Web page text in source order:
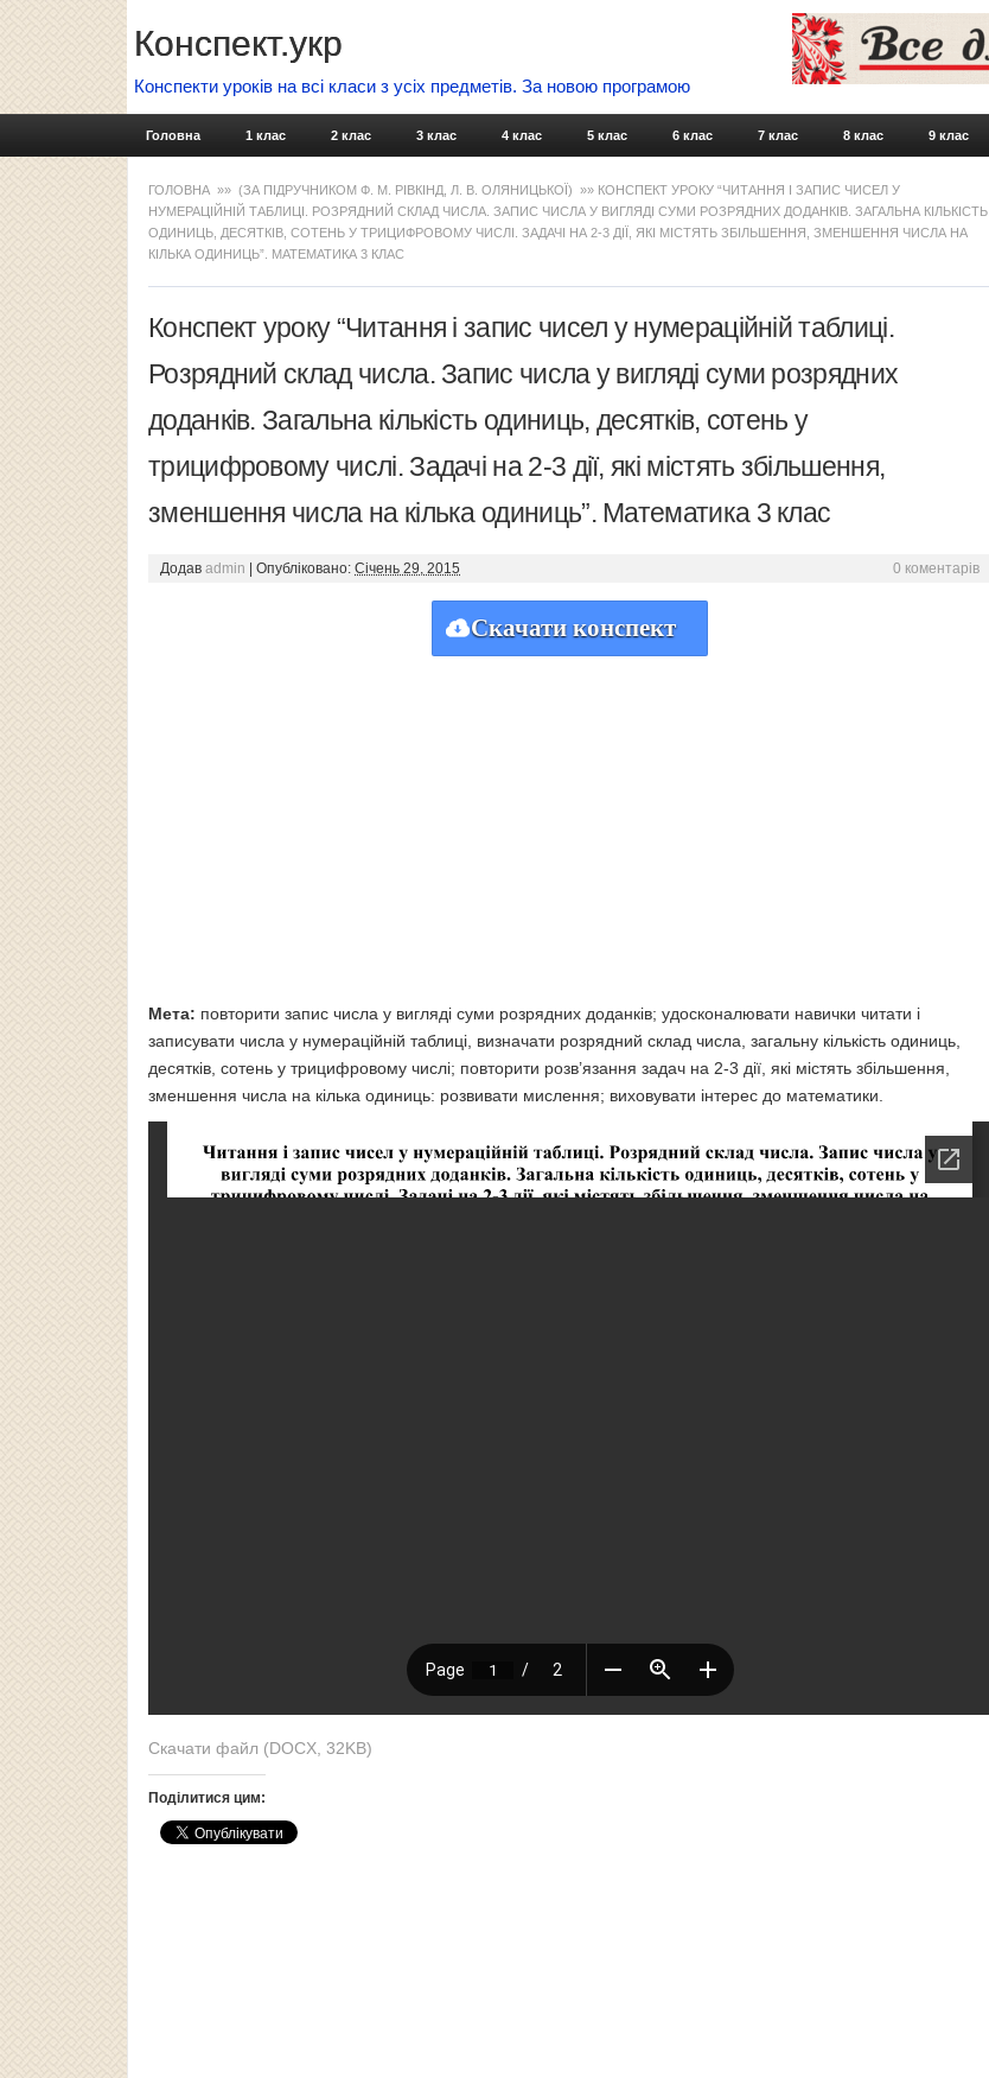
Конспект.укр
Конспекти уроків на всі класи з усіх предметів. За новою програмою
Skip to content
Головна 1 клас 2 клас 3 клас 4 клас 5 клас 6 клас 7 клас 8 клас 9 клас
ГОЛОВНА »» (ЗА ПІДРУЧНИКОМ Ф. М. РІВКІНД, Л. В. ОЛЯНИЦЬКОЇ) »» КОНСПЕКТ УРОКУ “ЧИТАННЯ І ЗАПИС ЧИСЕЛ У
НУМЕРАЦІЙНІЙ ТАБЛИЦІ. РОЗРЯДНИЙ СКЛАД ЧИСЛА. ЗАПИС ЧИСЛА У ВИГЛЯДІ СУМИ РОЗРЯДНИХ ДОДАНКІВ. ЗАГАЛЬНА КІЛЬКІСТЬ
ОДИНИЦЬ, ДЕСЯТКІВ, СОТЕНЬ У ТРИЦИФРОВОМУ ЧИСЛІ. ЗАДАЧІ НА 2-3 ДІЇ, ЯКІ МІСТЯТЬ ЗБІЛЬШЕННЯ, ЗМЕНШЕННЯ ЧИСЛА НА
КІЛЬКА ОДИНИЦЬ”. МАТЕМАТИКА 3 КЛАС
Конспект уроку “Читання і запис чисел у нумераційній таблиці.
Розрядний склад числа. Запис числа у вигляді суми розрядних
доданків. Загальна кількість одиниць, десятків, сотень у
трицифровому числі. Задачі на 2-3 дії, які містять збільшення,
зменшення числа на кілька одиниць”. Математика 3 клас
Додав admin Опубліковано: Січень 29, 2015 0 коментарів
Скачати конспект
Мета: повторити запис числа у вигляді суми розрядних доданків; удосконалювати навички читати і
записувати числа у нумераційній таблиці, визначати розрядний склад числа, загальну кількість одиниць,
десятків, сотень у трицифровому числі; повторити розв’язання задач на 2-3 дії, які містять збільшення,
зменшення числа на кілька одиниць: розвивати мислення; виховувати інтерес до математики.
Скачати файл (DOCX, 32KB)
Поділитися цим: